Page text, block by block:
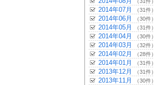
2014年07月 （31件）
2014年06月 （30件）
2014年05月 （31件）
2014年04月 （30件）
2014年03月 （32件）
2014年02月 （28件）
2014年01月 （31件）
2013年12月 （31件）
2013年11月 （30件）